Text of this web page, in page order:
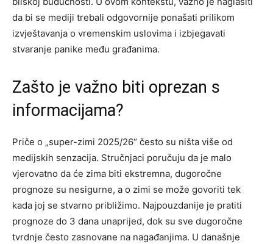
da bi se mediji trebali odgovornije ponašati prilikom
izvještavanja o vremenskim uslovima i izbjegavati
stvaranje panike među građanima.
Zašto je važno biti oprezan s
informacijama?
Priče o „super-zimi 2025/26“ često su ništa više od
medijskih senzacija. Stručnjaci poručuju da je malo
vjerovatno da će zima biti ekstremna, dugoročne
prognoze su nesigurne, a o zimi se može govoriti tek
kada joj se stvarno približimo. Najpouzdanije je pratiti
prognoze do 3 dana unaprijed, dok su sve dugoročne
tvrdnje često zasnovane na nagađanjima. U današnje